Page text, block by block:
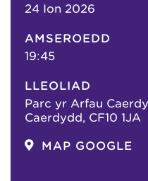
24 Ion 2026
AMSEROEDD
19:45
LLEOLIAD
Parc yr Arfau
Caerdydd, CF10 1JA
MAP GOOGLE